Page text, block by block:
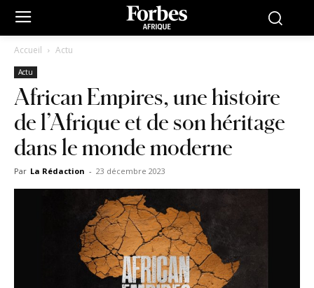
Accueil Actu
Actu
African Empires, une histoire
de l’Afrique et de son héritage
dans le monde moderne
Par La Rédaction - 23 décembre 2023